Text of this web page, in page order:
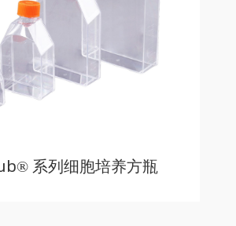
系列细胞培养方瓶